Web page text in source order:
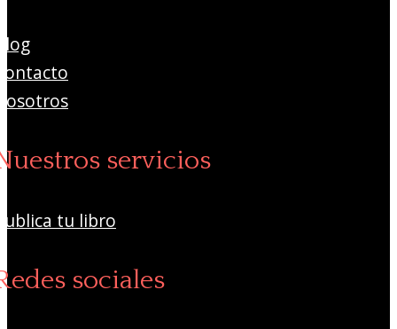
servicios
tu libro
sociales